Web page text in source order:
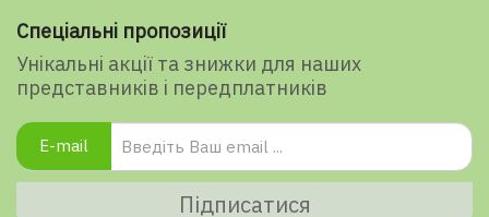
Спеціальні пропозиції
Унікальні акції та знижки для наших
представників і передплатників
E-mail
Підписатися